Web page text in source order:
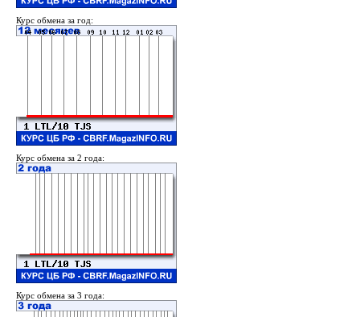
Курс обмена за год:
Курс обмена за 2 года:
Курс обмена за 3 года: